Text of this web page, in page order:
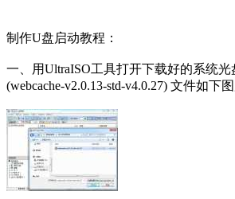
制作U盘启动教程：
一、用UltraISO工具打开下载好的系统光
(webcache-v2.0.13-std-v4.0.27) 文件如下